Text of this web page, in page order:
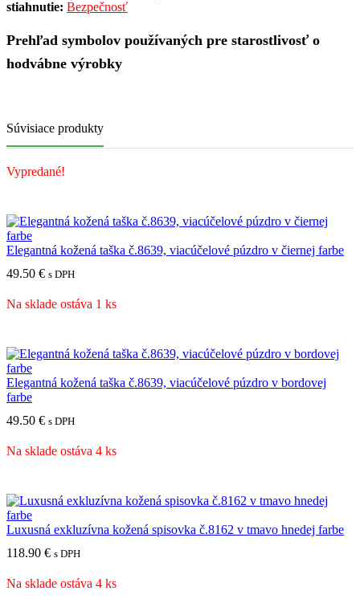
stiahnutie: Bezpečnosť
Prehľad symbolov používaných pre starostlivosť o
hodvábne výrobky
Súvisiace produkty
Vypredané!
Elegantná kožená taška č.8639, viacúčelové púzdro v čiernej farbe
49.50 € s DPH
Na sklade ostáva 1 ks
Elegantná kožená taška č.8639, viacúčelové púzdro v bordovej
farbe
49.50 € s DPH
Na sklade ostáva 4 ks
Luxusná exkluzívna kožená spisovka č.8162 v tmavo hnedej farbe
118.90 € s DPH
Na sklade ostáva 4 ks